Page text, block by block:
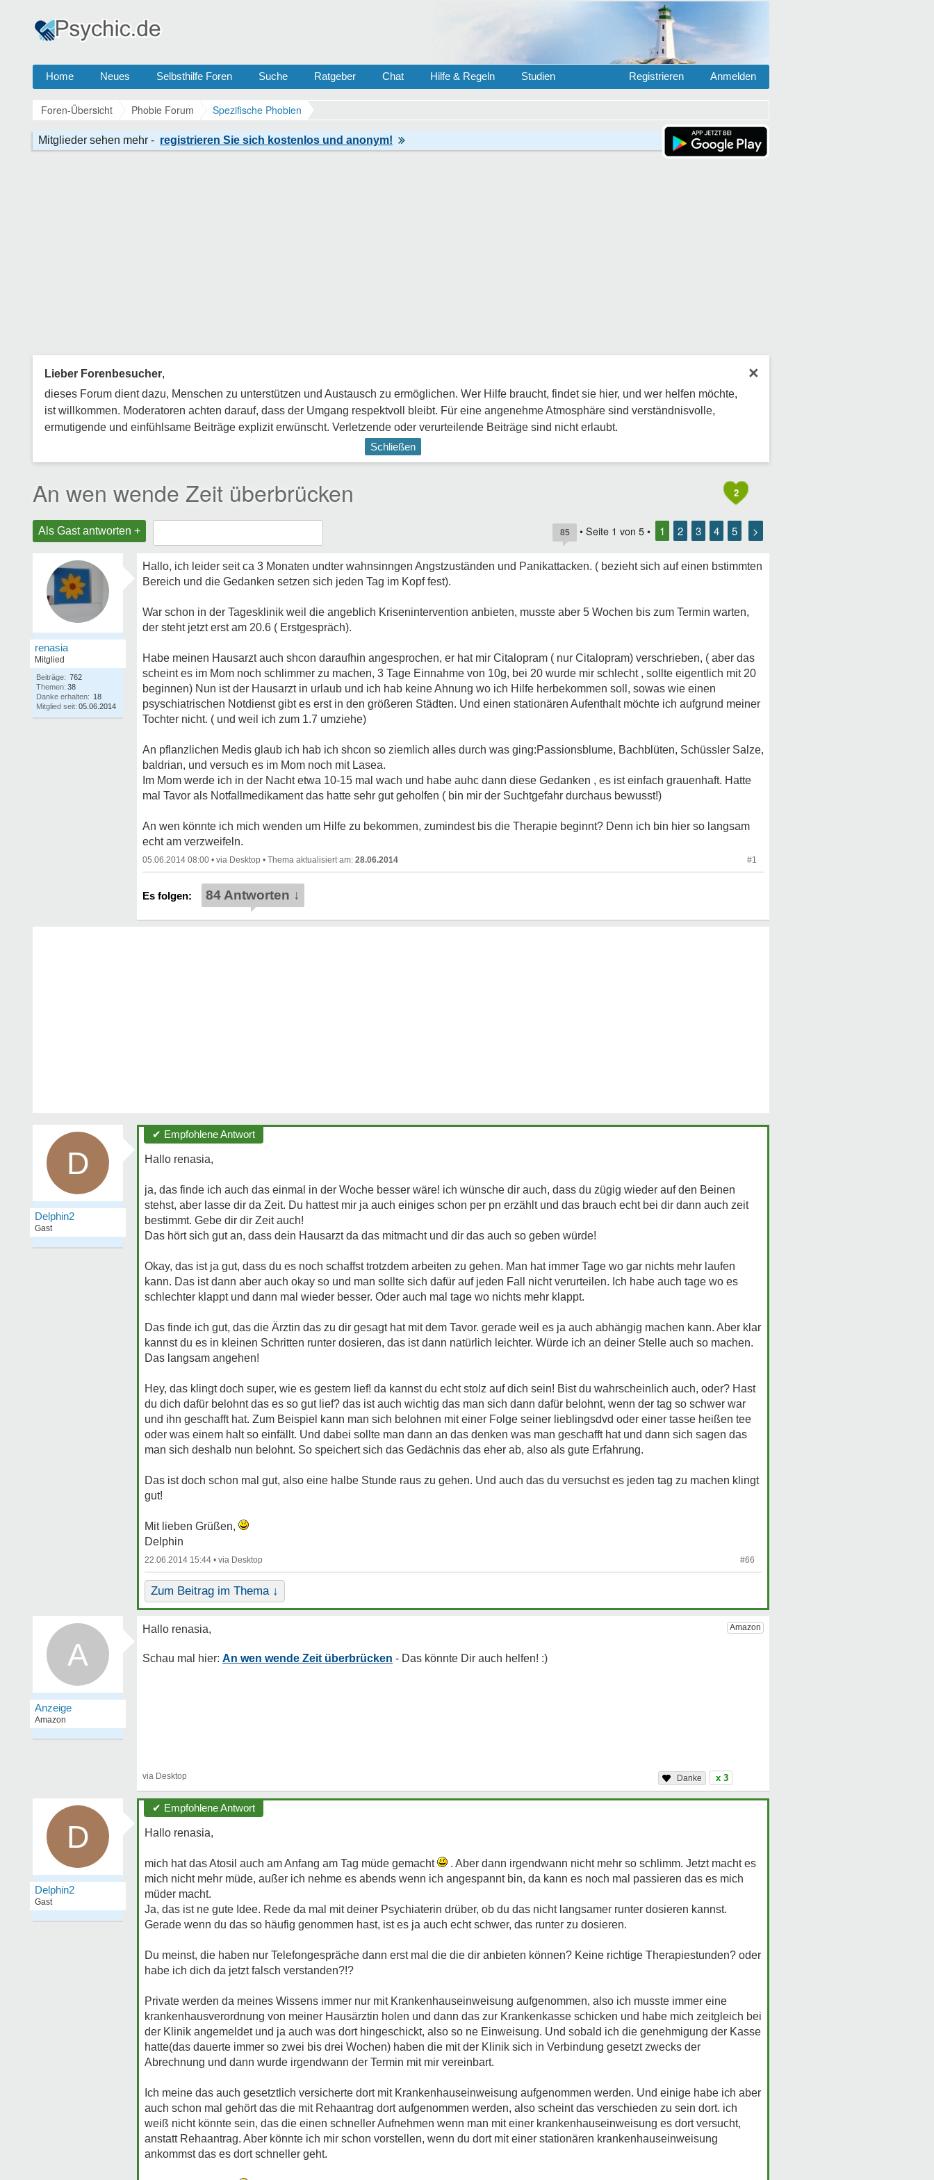
Home Neues Selbsthilfe Foren Suche Ratgeber Chat Hilfe & Regeln Studien Anmelden
Registrieren
Foren-Übersicht Phobie Forum Spezifische Phobien
×
Lieber Forenbesucher,
dieses Forum dient dazu, Menschen zu unterstützen und Austausch zu ermöglichen. Wer Hilfe braucht, findet sie hier, und wer helfen möchte,
ist willkommen. Moderatoren achten darauf, dass der Umgang respektvoll bleibt. Für eine angenehme Atmosphäre sind verständnisvolle,
ermutigende und einfühlsame Beiträge explizit erwünscht. Verletzende oder verurteilende Beiträge sind nicht erlaubt.
Schließen
2
An wen wende Zeit überbrücken
Als Gast antworten + 85 • Seite 1 von 5 • 1 2 3 4 5 >
renasia
Mitglied
Beiträge: 762
Themen: 38
Danke erhalten: 18
Mitglied seit: 05.06.2014
Hallo, ich leider seit ca 3 Monaten undter wahnsinngen Angstzuständen und Panikattacken. ( bezieht sich auf einen bstimmten
Bereich und die Gedanken setzen sich jeden Tag im Kopf fest).
War schon in der Tagesklinik weil die angeblich Krisenintervention anbieten, musste aber 5 Wochen bis zum Termin warten,
der steht jetzt erst am 20.6 ( Erstgespräch).
Habe meinen Hausarzt auch shcon daraufhin angesprochen, er hat mir Citalopram ( nur Citalopram) verschrieben, ( aber das
scheint es im Mom noch schlimmer zu machen, 3 Tage Einnahme von 10g, bei 20 wurde mir schlecht , sollte eigentlich mit 20
beginnen) Nun ist der Hausarzt in urlaub und ich hab keine Ahnung wo ich Hilfe herbekommen soll, sowas wie einen
psyschiatrischen Notdienst gibt es erst in den größeren Städten. Und einen stationären Aufenthalt möchte ich aufgrund meiner
Tochter nicht. ( und weil ich zum 1.7 umziehe)
An pflanzlichen Medis glaub ich hab ich shcon so ziemlich alles durch was ging:Passionsblume, Bachblüten, Schüssler Salze,
baldrian, und versuch es im Mom noch mit Lasea.
Im Mom werde ich in der Nacht etwa 10-15 mal wach und habe auhc dann diese Gedanken , es ist einfach grauenhaft. Hatte
mal Tavor als Notfallmedikament das hatte sehr gut geholfen ( bin mir der Suchtgefahr durchaus bewusst!)
An wen könnte ich mich wenden um Hilfe zu bekommen, zumindest bis die Therapie beginnt? Denn ich bin hier so langsam
echt am verzweifeln.
05.06.2014 08:00 • • 28.06.2014 #1
84 Antworten ↓
D
Delphin2
Gast
✔ Empfohlene Antwort
Hallo renasia,
ja, das finde ich auch das einmal in der Woche besser wäre! ich wünsche dir auch, dass du zügig wieder auf den Beinen
stehst, aber lasse dir da Zeit. Du hattest mir ja auch einiges schon per pn erzählt und das brauch echt bei dir dann auch zeit
bestimmt. Gebe dir dir Zeit auch!
Das hört sich gut an, dass dein Hausarzt da das mitmacht und dir das auch so geben würde!
Okay, das ist ja gut, dass du es noch schaffst trotzdem arbeiten zu gehen. Man hat immer Tage wo gar nichts mehr laufen
kann. Das ist dann aber auch okay so und man sollte sich dafür auf jeden Fall nicht verurteilen. Ich habe auch tage wo es
schlechter klappt und dann mal wieder besser. Oder auch mal tage wo nichts mehr klappt.
Das finde ich gut, das die Ärztin das zu dir gesagt hat mit dem Tavor. gerade weil es ja auch abhängig machen kann. Aber klar
kannst du es in kleinen Schritten runter dosieren, das ist dann natürlich leichter. Würde ich an deiner Stelle auch so machen.
Das langsam angehen!
Hey, das klingt doch super, wie es gestern lief! da kannst du echt stolz auf dich sein! Bist du wahrscheinlich auch, oder? Hast
du dich dafür belohnt das es so gut lief? das ist auch wichtig das man sich dann dafür belohnt, wenn der tag so schwer war
und ihn geschafft hat. Zum Beispiel kann man sich belohnen mit einer Folge seiner lieblingsdvd oder einer tasse heißen tee
oder was einem halt so einfällt. Und dabei sollte man dann an das denken was man geschafft hat und dann sich sagen das
man sich deshalb nun belohnt. So speichert sich das Gedächnis das eher ab, also als gute Erfahrung.
Das ist doch schon mal gut, also eine halbe Stunde raus zu gehen. Und auch das du versuchst es jeden tag zu machen klingt
gut!
Mit lieben Grüßen,
Delphin
22.06.2014 15:44 • #66
Zum Beitrag im Thema ↓
A An wen wende Zeit überbrücken
x 3
D
Delphin2
Gast
✔ Empfohlene Antwort
Hallo renasia,
mich hat das Atosil auch am Anfang am Tag müde gemacht
. Aber dann irgendwann nicht mehr so schlimm. Jetzt macht es
mich nicht mehr müde, außer ich nehme es abends wenn ich angespannt bin, da kann es noch mal passieren das es mich
müder macht.
Ja, das ist ne gute Idee. Rede da mal mit deiner Psychiaterin drüber, ob du das nicht langsamer runter dosieren kannst.
Gerade wenn du das so häufig genommen hast, ist es ja auch echt schwer, das runter zu dosieren.
Du meinst, die haben nur Telefongespräche dann erst mal die die dir anbieten können? Keine richtige Therapiestunden? oder
habe ich dich da jetzt falsch verstanden?!?
Private werden da meines Wissens immer nur mit Krankenhauseinweisung aufgenommen, also ich musste immer eine
krankenhausverordnung von meiner Hausärztin holen und dann das zur Krankenkasse schicken und habe mich zeitgleich bei
der Klinik angemeldet und ja auch was dort hingeschickt, also so ne Einweisung. Und sobald ich die genehmigung der Kasse
hatte(das dauerte immer so zwei bis drei Wochen) haben die mit der Klinik sich in Verbindung gesetzt zwecks der
Abrechnung und dann wurde irgendwann der Termin mit mir vereinbart.
Ich meine das auch gesetztlich versicherte dort mit Krankenhauseinweisung aufgenommen werden. Und einige habe ich aber
auch schon mal gehört das die mit Rehaantrag dort aufgenommen werden, also scheint das verschieden zu sein dort. ich
weiß nicht könnte sein, das die einen schneller Aufnehmen wenn man mit einer krankenhauseinweisung es dort versucht,
anstatt Rehaantrag. Aber könnte ich mir schon vorstellen, wenn du dort mit einer stationären krankenhauseinweisung
ankommst das es dort schneller geht.